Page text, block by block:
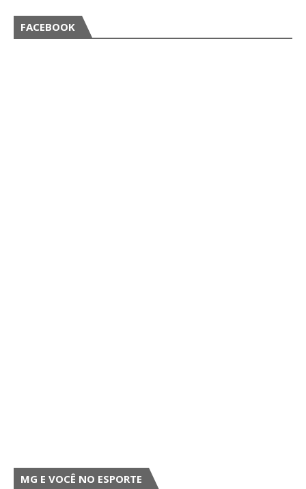
FACEBOOK
MG E VOCÊ NO ESPORTE